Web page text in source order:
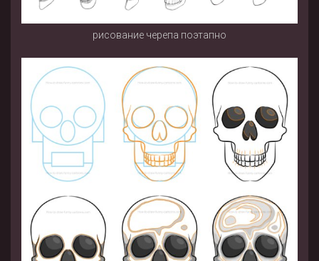
рисование черепа поэтапно